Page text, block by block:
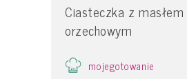
Ciasteczka z masłem
orzechowym
mojegotowanie